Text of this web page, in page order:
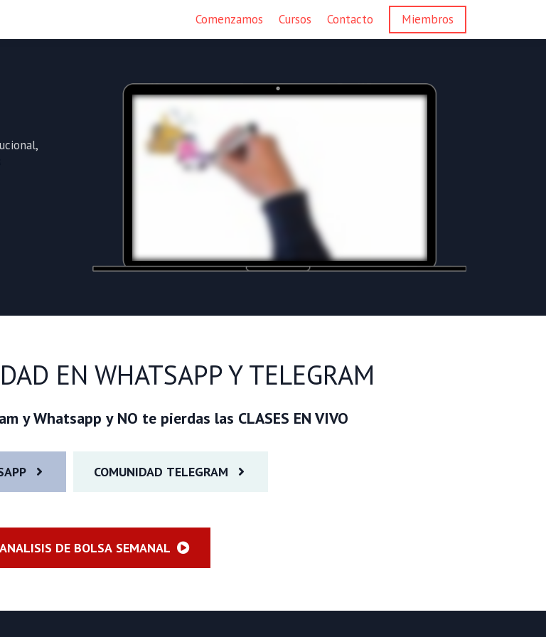
Comenzamos Cursos Contacto Miembros
EN WHATSAPP Y TELEGRAM
y Whatsapp y NO te pierdas las CLASES EN VIVO
COMUNIDAD TELEGRAM
DE BOLSA SEMANAL